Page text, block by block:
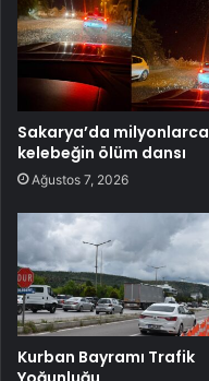
Sakarya’da milyonlarca
kelebeğin ölüm dansı
Ağustos 7, 2026
Kurban Bayramı Trafik